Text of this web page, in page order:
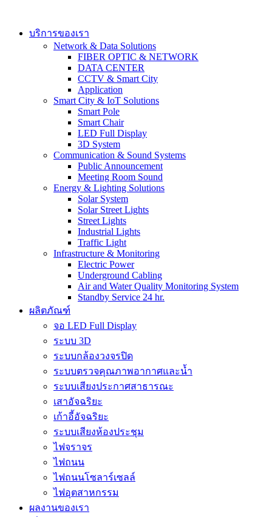
contentบริการของเรา
Network & Data Solutions
FIBER OPTIC & NETWORK​
DATA CENTER
CCTV & Smart City
Application
Smart City & IoT Solutions
Smart Pole
Smart Chair
LED Full Display
3D System
Communication & Sound Systems
Public Announcement
Meeting Room Sound
Energy & Lighting Solutions
Solar System
Solar Street Lights
Street Lights
Industrial Lights
Traffic Light
Infrastructure & Monitoring
Electric Power
Underground Cabling
Air and Water Quality Monitoring System
Standby Service 24 hr.
ผลิตภัณฑ์
จอ LED Full Display
ระบบ 3D
ระบบกล้องวงจรปิด
ระบบตรวจคุณภาพอากาศและน้ำ
ระบบเสียงประกาศสาธารณะ
เสาอัจฉริยะ
เก้าอี้อัจฉริยะ
ระบบเสียงห้องประชุม
ไฟจราจร
ไฟถนน
ไฟถนนโซลาร์เซลล์
ไฟอุตสาหกรรม
ผลงานของเรา